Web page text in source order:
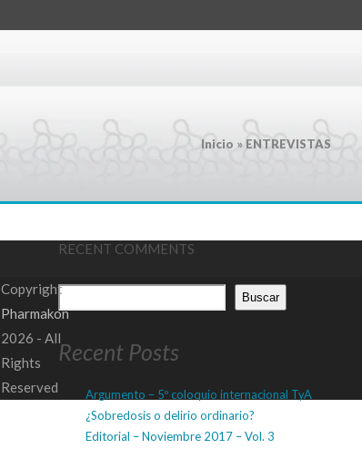
Inicio » ENTREVISTAS
RECENT COMMENTS
Buscar
Recent Posts
Argumento – 5º coloquio internacional TyA
¿Sobredosis o delirio ordinario?
Editorial – Noviembre 2017 – Vol. 3
Copyright
Pharmakon
2026 - All
Rights
Reserved